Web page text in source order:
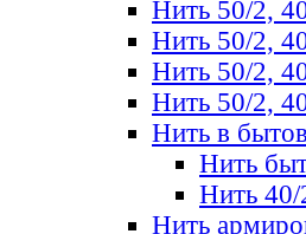
Нить 50/2,
Нить 50/2,
Нить 50/2,
Нить 50/2,
Нить в
Нить
Нить 40/
Нить